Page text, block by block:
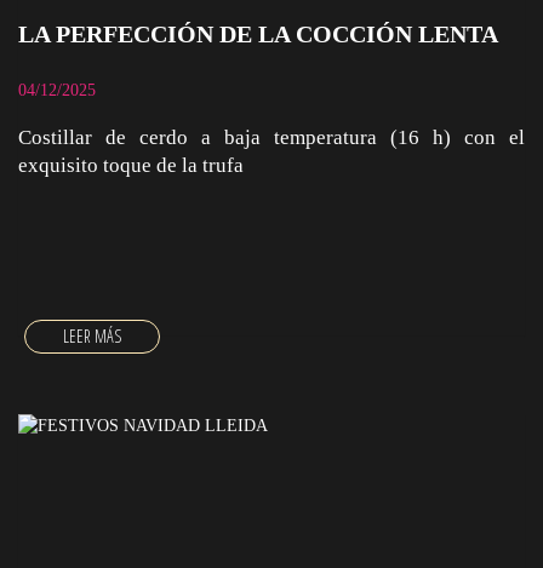
LA PERFECCIÓN DE LA COCCIÓN LENTA
04/12/2025
Costillar de cerdo a baja temperatura (16 h) con el
exquisito toque de la trufa